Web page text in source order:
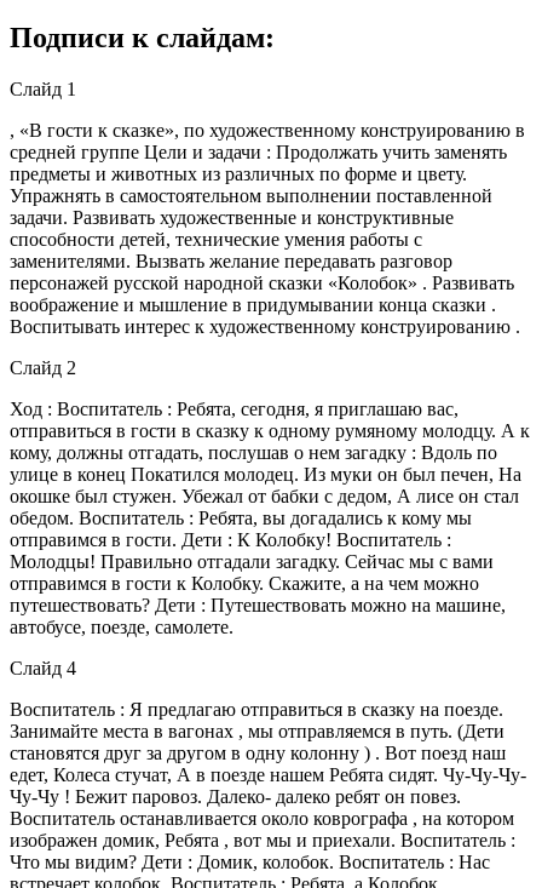
Подписи к слайдам:
Слайд 1
, «В гости к сказке», по художественному конструированию в
средней группе Цели и задачи : Продолжать учить заменять
предметы и животных из различных по форме и цвету.
Упражнять в самостоятельном выполнении поставленной
задачи. Развивать художественные и конструктивные
способности детей, технические умения работы с
заменителями. Вызвать желание передавать разговор
персонажей русской народной сказки «Колобок» . Развивать
воображение и мышление в придумывании конца сказки .
Воспитывать интерес к художественному конструированию .
Слайд 2
Ход : Воспитатель : Ребята, сегодня, я приглашаю вас,
отправиться в гости в сказку к одному румяному молодцу. А к
кому, должны отгадать, послушав о нем загадку : Вдоль по
улице в конец Покатился молодец. Из муки он был печен, На
окошке был стужен. Убежал от бабки с дедом, А лисе он стал
обедом. Воспитатель : Ребята, вы догадались к кому мы
отправимся в гости. Дети : К Колобку! Воспитатель :
Молодцы! Правильно отгадали загадку. Сейчас мы с вами
отправимся в гости к Колобку. Скажите, а на чем можно
путешествовать? Дети : Путешествовать можно на машине,
автобусе, поезде, самолете.
Слайд 4
Воспитатель : Я предлагаю отправиться в сказку на поезде.
Занимайте места в вагонах , мы отправляемся в путь. (Дети
становятся друг за другом в одну колонну ) . Вот поезд наш
едет, Колеса стучат, А в поезде нашем Ребята сидят. Чу-Чу-Чу-
Чу-Чу ! Бежит паровоз. Далеко- далеко ребят он повез.
Воспитатель останавливается около коврографа , на котором
изображен домик, Ребята , вот мы и приехали. Воспитатель :
Что мы видим? Дети : Домик, колобок. Воспитатель : Нас
встречает колобок. Воспитатель : Ребята, а Колобок